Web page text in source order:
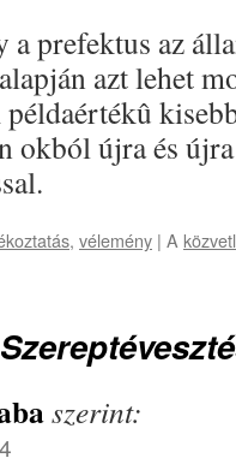
prefektus az
azt lehet
okból újra és
, vélemény | A
szerint: